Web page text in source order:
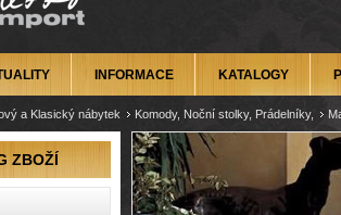
INFORMACE KATALOGY
a Klasický nábytek Komody, Noční stolky, Prádelníky,
ZBOŽÍ